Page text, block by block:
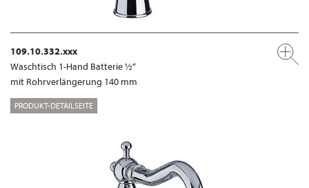
109.10.332.xxx
Waschtisch 1-Hand Batterie ½“
mit Rohrverlängerung 140 mm
PRODUKT-DETAILSEITE